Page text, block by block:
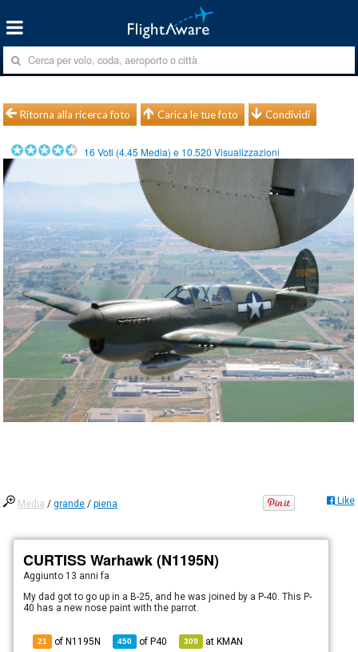
Ritorna alla ricerca foto Carica le tue foto Condividi
16 Voti (4.45 Media) e 10.520 Visualizzazioni
Media /grande /piena Like
CURTISS Warhawk (N1195N)
Aggiunto 13 anni fa
My dad got to go up in a B-25, and he was joined by a P-40. This P-
40 has a new nose paint with the parrot.
21 of N1195N 450 ofP40 309 atKMAN